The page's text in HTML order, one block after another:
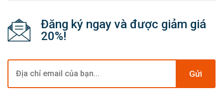
Đăng ký ngay và được giảm giá
20%!
Gửi